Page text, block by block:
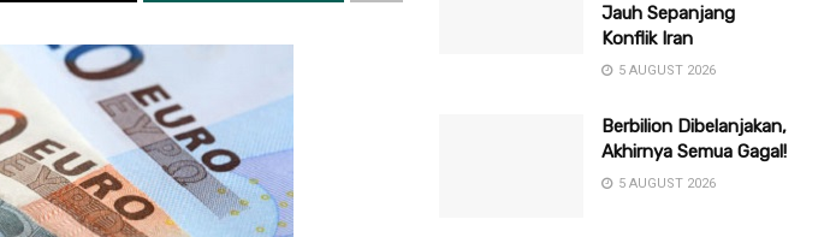
Jauh Sepanjang
Konflik Iran
5 AUGUST 2026
Berbilion Dibelanjakan,
Akhirnya Semua Gagal!
5 AUGUST 2026